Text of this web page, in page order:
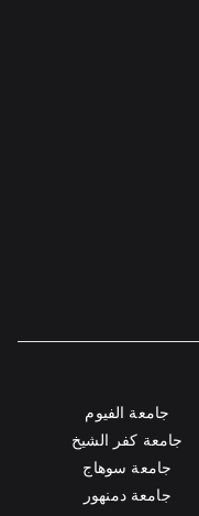
جامعة الفيوم
جامعة كفر الشيخ
جامعة سوهاج
جامعة دمنهور